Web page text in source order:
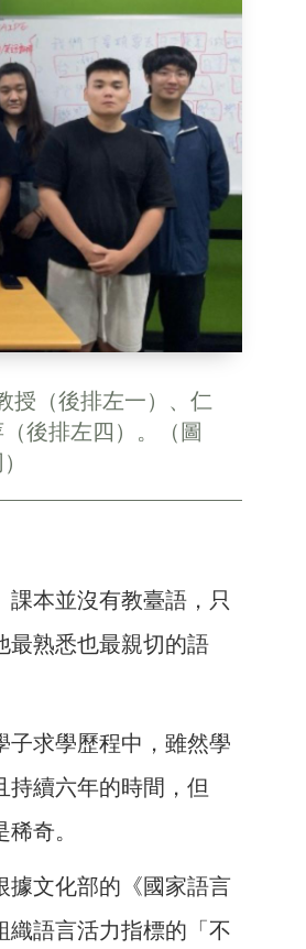
授（後排左一）、仁
後排左四）。（圖
課本並沒有教臺語，只
最熟悉也最親切的語
子求學歷程中，雖然學
持續六年的時間，但
奇。
據文化部的《國家語言
織語言活力指標的「不